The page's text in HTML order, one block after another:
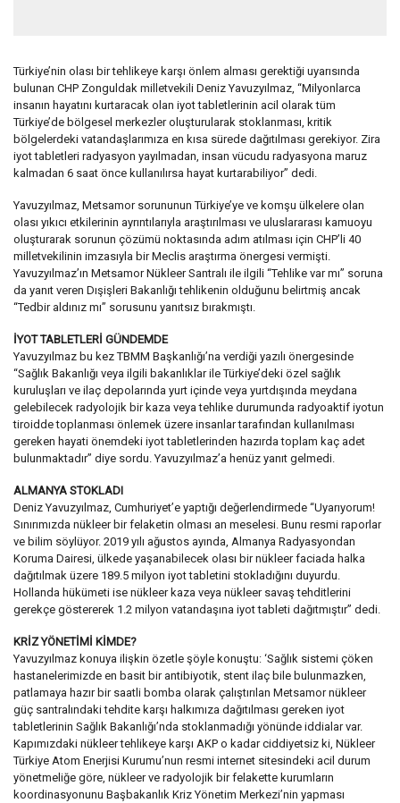
Türkiye’nin olası bir tehlikeye karşı önlem alması gerektiği uyarısında
bulunan CHP Zonguldak milletvekili Deniz Yavuzyılmaz, “Milyonlarca
insanın hayatını kurtaracak olan iyot tabletlerinin acil olarak tüm
Türkiye’de bölgesel merkezler oluşturularak stoklanması, kritik
bölgelerdeki vatandaşlarımıza en kısa sürede dağıtılması gerekiyor. Zira
iyot tabletleri radyasyon yayılmadan, insan vücudu radyasyona maruz
kalmadan 6 saat önce kullanılırsa hayat kurtarabiliyor” dedi.
Yavuzyılmaz, Metsamor sorununun Türkiye’ye ve komşu ülkelere olan
olası yıkıcı etkilerinin ayrıntılarıyla araştırılması ve uluslararası kamuoyu
oluşturarak sorunun çözümü noktasında adım atılması için CHP’li 40
milletvekilinin imzasıyla bir Meclis araştırma önergesi vermişti.
Yavuzyılmaz’ın Metsamor Nükleer Santralı ile ilgili “Tehlike var mı” soruna
da yanıt veren Dışişleri Bakanlığı tehlikenin olduğunu belirtmiş ancak
“Tedbir aldınız mı” sorusunu yanıtsız bırakmıştı.
İYOT TABLETLERİ GÜNDEMDE
Yavuzyılmaz bu kez TBMM Başkanlığı’na verdiği yazılı önergesinde
“Sağlık Bakanlığı veya ilgili bakanlıklar ile Türkiye’deki özel sağlık
kuruluşları ve ilaç depolarında yurt içinde veya yurtdışında meydana
gelebilecek radyolojik bir kaza veya tehlike durumunda radyoaktif iyotun
tiroidde toplanması önlemek üzere insanlar tarafından kullanılması
gereken hayati önemdeki iyot tabletlerinden hazırda toplam kaç adet
bulunmaktadır” diye sordu. Yavuzyılmaz’a henüz yanıt gelmedi.
ALMANYA STOKLADI
Deniz Yavuzyılmaz, Cumhuriyet’e yaptığı değerlendirmede “Uyarıyorum!
Sınırımızda nükleer bir felaketin olması an meselesi. Bunu resmi raporlar
ve bilim söylüyor. 2019 yılı ağustos ayında, Almanya Radyasyondan
Koruma Dairesi, ülkede yaşanabilecek olası bir nükleer faciada halka
dağıtılmak üzere 189.5 milyon iyot tabletini stokladığını duyurdu.
Hollanda hükümeti ise nükleer kaza veya nükleer savaş tehditlerini
gerekçe göstererek 1.2 milyon vatandaşına iyot tableti dağıtmıştır” dedi.
KRİZ YÖNETİMİ KİMDE?
Yavuzyılmaz konuya ilişkin özetle şöyle konuştu: ‘Sağlık sistemi çöken
hastanelerimizde en basit bir antibiyotik, stent ilaç bile bulunmazken,
patlamaya hazır bir saatli bomba olarak çalıştırılan Metsamor nükleer
güç santralındaki tehdite karşı halkımıza dağıtılması gereken iyot
tabletlerinin Sağlık Bakanlığı’nda stoklanmadığı yönünde iddialar var.
Kapımızdaki nükleer tehlikeye karşı AKP o kadar ciddiyetsiz ki, Nükleer
Türkiye Atom Enerjisi Kurumu’nun resmi internet sitesindeki acil durum
yönetmeliğe göre, nükleer ve radyolojik bir felakette kurumların
koordinasyonunu Başbakanlık Kriz Yönetim Merkezi’nin yapması